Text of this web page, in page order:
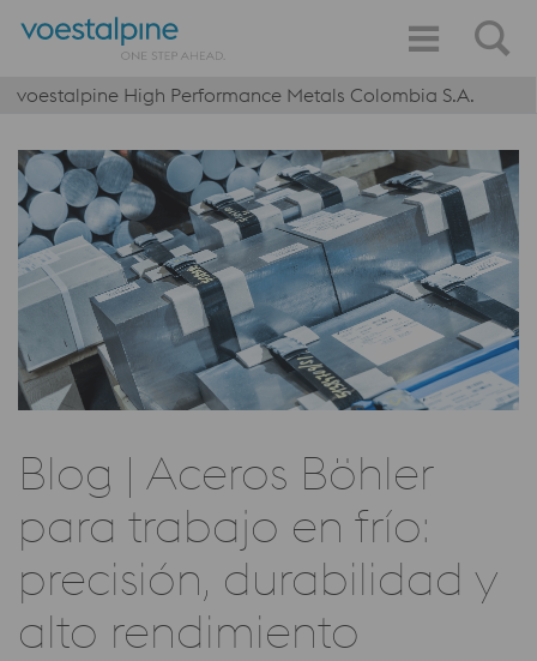
voestalpine High Performance Metals Colombia S.A.
Blog | Aceros Böhler
para trabajo en frío:
precisión, durabilidad y
alto rendimiento